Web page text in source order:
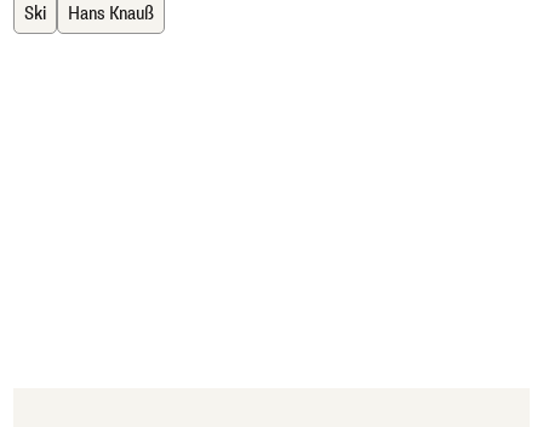
Ski Hans Knauß